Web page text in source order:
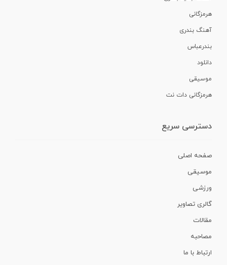
هرمزگانی
آهنگ بندری
بندرعباس
دانلود
موسیقی
هرمزگانی دات نت
دسترسی سریع
صفحه اصلی
موسیقی
ورزشی
گالری تصاویر
مقالات
مصاحبه
ارتباط با ما